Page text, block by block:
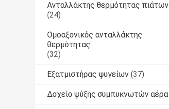
Ανταλλάκτης θερμότητας πιάτων
(24)
Ομοαξονικός ανταλλάκτης
θερμότητας
(32)
Εξατμιστήρας ψυγείων (37)
Δοχείο ψύξης συμπυκνωτών αέρα